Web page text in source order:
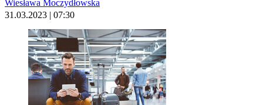
Wiesława Moczydłowska
31.03.2023 | 07:30